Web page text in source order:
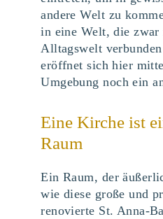
andere Welt zu
in eine Welt, die zwar
Alltagswelt
eröffnet sich hier
Umgebung noch ein
Eine Kirche ist
Raum
Ein Raum, der
wie diese große und
renovierte St. Anna-